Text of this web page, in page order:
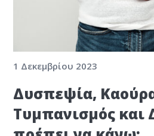
1 Δεκεμβρίου 2023
Δυσπεψία,
Τυμπανισμός και